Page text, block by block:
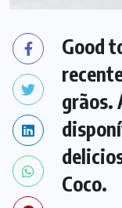
Good
grãos.
Coco.